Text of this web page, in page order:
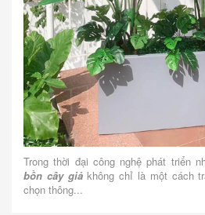
Trong thời đại công nghệ phát triển
bồn cây giảkhông chỉ là một cách
chọn thông...